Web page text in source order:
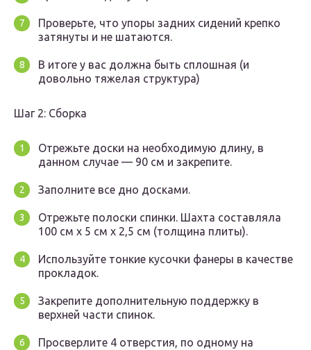
Проверьте, что упоры задних сидений крепко
затянуты и не шатаются.
В итоге у вас должна быть сплошная (и
довольно тяжелая структура)
Шаг 2: Сборка
Отрежьте доски на необходимую длину, в
данном случае — 90 см и закрепите.
Заполните все дно досками.
Отрежьте полоски спинки. Шахта составляла
100 см x 5 см х 2,5 см (толщина плиты).
Используйте тонкие кусочки фанеры в качестве
прокладок.
Закрепите дополнительную поддержку в
верхней части спинок.
Просверлите 4 отверстия, по одному на